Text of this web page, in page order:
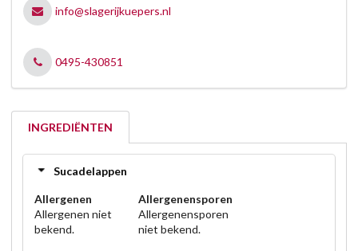
info@slagerijkuepers.nl
0495-430851
INGREDIËNTEN
Sucadelappen
Allergenen
Allergenen niet
bekend.
Allergenensporen
Allergenensporen
niet bekend.